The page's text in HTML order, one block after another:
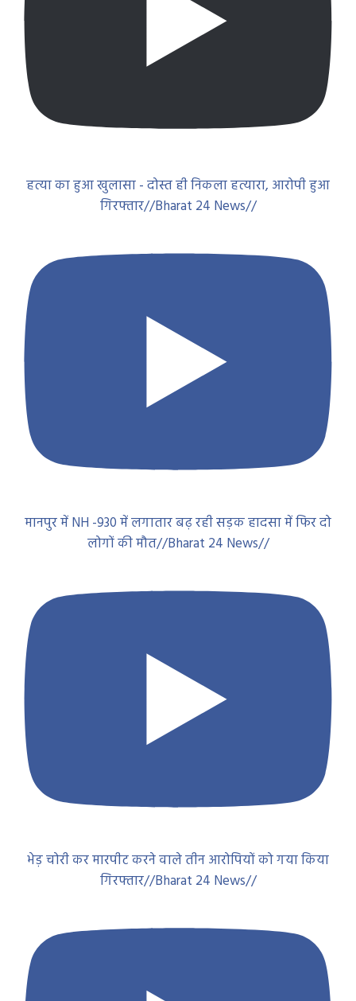
हत्या का हुआ खुलासा - दोस्त ही निकला हत्यारा, आरोपी हुआ
गिरफ्तार//Bharat 24 News//
मानपुर में NH -930 में लगातार बढ़ रही सड़क हादसा में फिर दो
लोगों की मौत//Bharat 24 News//
भेड़ चोरी कर मारपीट करने वाले तीन आरोपियों को गया किया
गिरफ्तार//Bharat 24 News//